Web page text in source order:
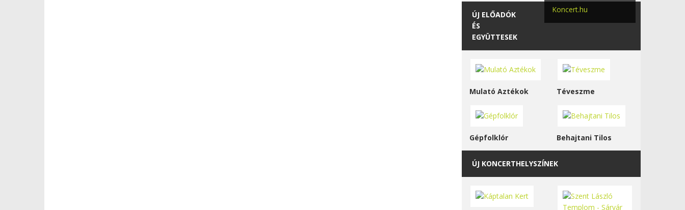
Koncert.hu
ÚJ ELŐADÓK
ÉS
EGYÜTTESEK
Mulató Aztékok Téveszme
Gépfolklór Behajtani Tilos
ÚJ KONCERTHELYSZÍNEK